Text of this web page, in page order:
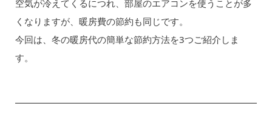
空気が冷えてくるにつれ、部屋のエアコンを使うことが多
くなりますが、暖房費の節約も同じです。
今回は、冬の暖房代の簡単な節約方法を3つご紹介しま
す。